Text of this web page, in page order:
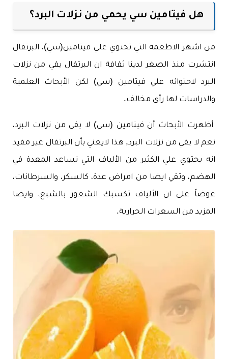
هل فيتامين سي يحمي من نزلات البرد؟
من اشهر الاطعمة التي تحتوي علي فيتامين(سي)، البرتقال
انتشرت منذ الصغر لدينا ثقافة ان البرتقال يقي من نزلات
البرد لاحتوائه علي فيتامين (سي) لكن الأبحاث العلمية
والدراسات لها رأي مخالف.
أظهرت الأبحاث أن فيتامين (سي) لا يقي من نزلات البرد،
نعم لا يقي من نزلات البرد, هذا لايعني بأن البرتقال غير مفيد
انه يحتوي علي الكثير من الألياف التي تساعد المعدة في
الهضم، وتقي ايضا من امراض عدة، كالسكر، والسرطانات،
عوضاً على ان الألياف تكسبك الشعور بالشبع، وايضا
المزيد من السعرات الحرارية.